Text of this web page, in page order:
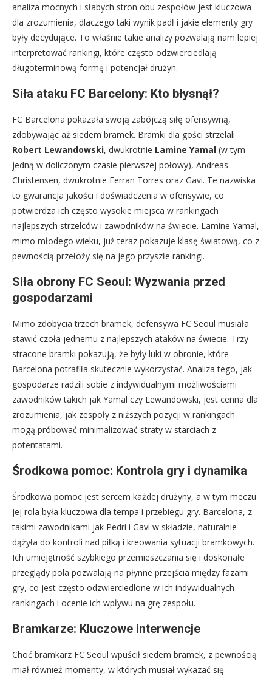
analiza mocnych i słabych stron obu zespołów jest kluczowa
dla zrozumienia, dlaczego taki wynik padł i jakie elementy gry
były decydujące. To właśnie takie analizy pozwalają nam lepiej
interpretować rankingi, które często odzwierciedlają
długoterminową formę i potencjał drużyn.
Siła ataku FC Barcelony: Kto błysnął?
FC Barcelona pokazała swoją zabójczą siłę ofensywną,
zdobywając aż siedem bramek. Bramki dla gości strzelali
Robert Lewandowski, dwukrotnie Lamine Yamal (w tym
jedną w doliczonym czasie pierwszej połowy), Andreas
Christensen, dwukrotnie Ferran Torres oraz Gavi. Te nazwiska
to gwarancja jakości i doświadczenia w ofensywie, co
potwierdza ich często wysokie miejsca w rankingach
najlepszych strzelców i zawodników na świecie. Lamine Yamal,
mimo młodego wieku, już teraz pokazuje klasę światową, co z
pewnością przełoży się na jego przyszłe rankingi.
Siła obrony FC Seoul: Wyzwania przed
gospodarzami
Mimo zdobycia trzech bramek, defensywa FC Seoul musiała
stawić czoła jednemu z najlepszych ataków na świecie. Trzy
stracone bramki pokazują, że były luki w obronie, które
Barcelona potrafiła skutecznie wykorzystać. Analiza tego, jak
gospodarze radzili sobie z indywidualnymi możliwościami
zawodników takich jak Yamal czy Lewandowski, jest cenna dla
zrozumienia, jak zespoły z niższych pozycji w rankingach
mogą próbować minimalizować straty w starciach z
potentatami.
Środkowa pomoc: Kontrola gry i dynamika
Środkowa pomoc jest sercem każdej drużyny, a w tym meczu
jej rola była kluczowa dla tempa i przebiegu gry. Barcelona, z
takimi zawodnikami jak Pedri i Gavi w składzie, naturalnie
dążyła do kontroli nad piłką i kreowania sytuacji bramkowych.
Ich umiejętność szybkiego przemieszczania się i doskonałe
przeglądy pola pozwalają na płynne przejścia między fazami
gry, co jest często odzwierciedlone w ich indywidualnych
rankingach i ocenie ich wpływu na grę zespołu.
Bramkarze: Kluczowe interwencje
Choć bramkarz FC Seoul wpuścił siedem bramek, z pewnością
miał również momenty, w których musiał wykazać się